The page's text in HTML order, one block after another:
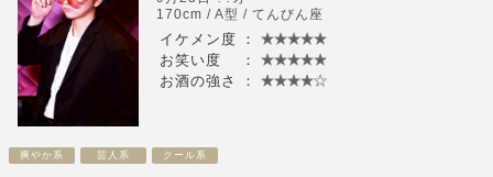
170cm / A型 / てんびん座
イケメン度
：
お笑い度
：
お酒の強さ
：
爽やか系 芸人系 クール系